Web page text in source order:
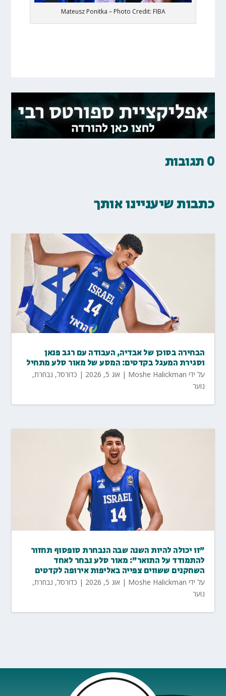
Mateusz Ponitka – Photo Credit: FIBA
0 תגובות
כתבות שיעניינו אותך
הבחירה בסוכן של אבדיה, העבודה עם רגב פנאן
וסגירת המעגל בקדטים: המסע של מאור סלע מתחיל
על ידי Moshe Halickman
| אוג 5, 2026 | כדורסל, נבחרת,
נוער
"זו יכולה להיות השנה שבה הנבחרת סופסוף תחזור
להתמודד על התואר": מאור סלע נבחר לאחד
השחקנים ששווים צפייה באליפות אירופה לקדטים
על ידי Moshe Halickman
| אוג 5, 2026 | כדורסל, נבחרת,
נוער